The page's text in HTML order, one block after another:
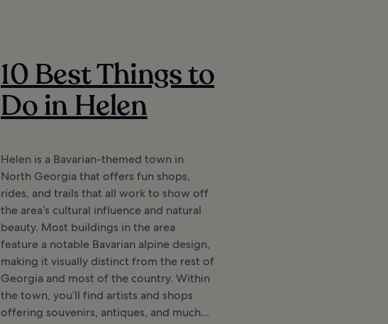
10 Best Things to
Do in Helen
Helen is a Bavarian-themed town in
North Georgia that offers fun shops,
rides, and trails that all work to show off
the area’s cultural influence and natural
beauty. Most buildings in the area
feature a notable Bavarian alpine design,
making it visually distinct from the rest of
Georgia and most of the country. Within
the town, you’ll find artists and shops
offering souvenirs, antiques, and much...